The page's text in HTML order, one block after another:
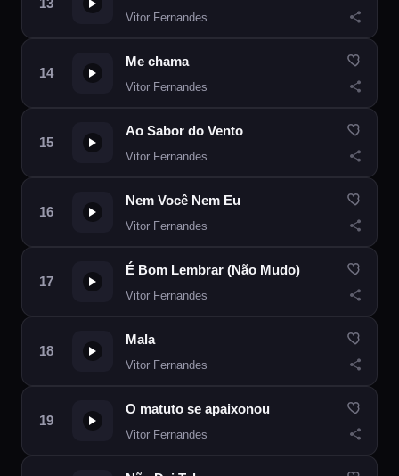
Vitor Fernandes
Me chama
Vitor Fernandes
Ao Sabor do Vento
Vitor Fernandes
Nem Você Nem Eu
Vitor Fernandes
É Bom Lembrar (Não Mudo)
Vitor Fernandes
Mala
Vitor Fernandes
O matuto se apaixonou
Vitor Fernandes